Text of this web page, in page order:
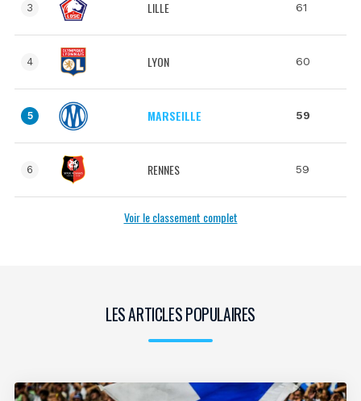
3 LILLE 61
4 LYON 60
5 MARSEILLE 59
6 RENNES 59
Voir le classement complet
LES ARTICLES POPULAIRES